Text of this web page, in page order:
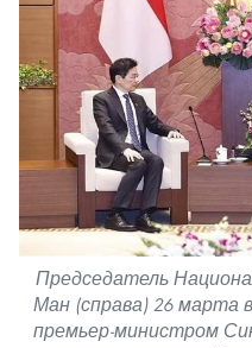
Председатель
Ман (справа) 26 марта
премьер-министром